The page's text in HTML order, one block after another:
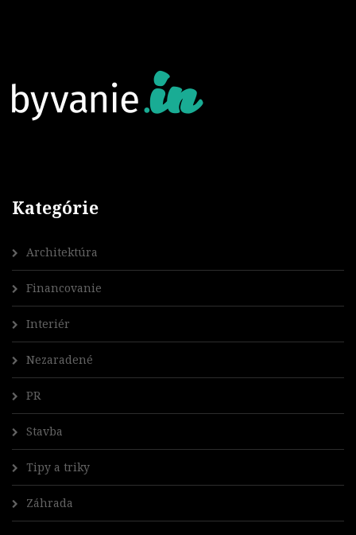
Kategórie
Architektúra
Financovanie
Interiér
Nezaradené
PR
Stavba
Tipy a triky
Záhrada